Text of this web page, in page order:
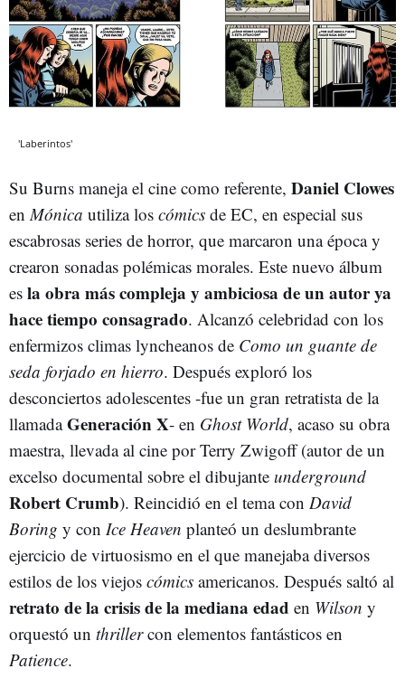
'Laberintos'
Su Burns maneja el cine como referente, Daniel Clowes
en Mónica utiliza los cómics de EC, en especial sus
escabrosas series de horror, que marcaron una época y
crearon sonadas polémicas morales. Este nuevo álbum
es la obra más compleja y ambiciosa de un autor ya
hace tiempo consagrado. Alcanzó celebridad con los
enfermizos climas lyncheanos de Como un guante de
seda forjado en hierro. Después exploró los
desconciertos adolescentes -fue un gran retratista de la
llamadaGeneración X- en Ghost World, acaso su obra
maestra, llevada al cine por Terry Zwigoff (autor de un
excelso documental sobre el dibujante underground
Robert Crumb). Reincidió en el tema con David
Boring y con Ice Heaven planteó un deslumbrante
ejercicio de virtuosismo en el que manejaba diversos
estilos de los viejos cómics americanos. Después saltó al
retrato de la crisis de la mediana edad en Wilson y
orquestó un thrillercon elementos fantásticos en
Patience.